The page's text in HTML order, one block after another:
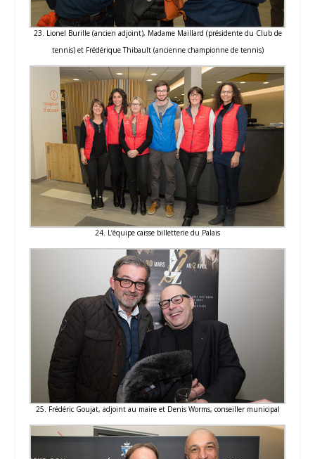
23. Lionel Burille (ancien adjoint), Madame Maillard (présidente du Club de
tennis) et Frédérique Thibault (ancienne championne de tennis)
24. L’équipe caisse billetterie du Palais
25. Frédéric Goujat, adjoint au maire et Denis Worms, conseiller municipal